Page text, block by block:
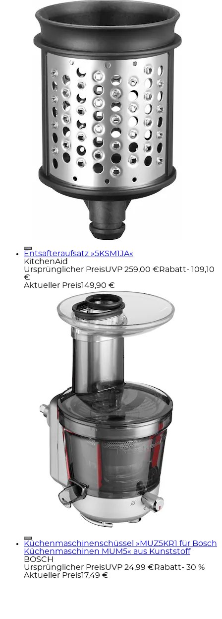
Entsafteraufsatz »5KSM1JA«
KitchenAid
Ursprünglicher PreisUVP 259,00 € Rabatt- 109,10
€
Aktueller Preis149,90 €
Küchenmaschinenschüssel »MUZ5KR1 für Bosch
Küchenmaschinen MUM5« aus Kunststoff
BOSCH
Ursprünglicher PreisUVP 24,99 € Rabatt- 30 %
Aktueller Preis17,49 €